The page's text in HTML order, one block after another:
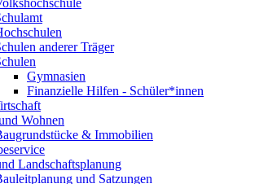
anderer Träger
Gymnasien
Finanzielle Hilfen - Schüler*innen
Wohnen
& Immobilien
Landschaftsplanung
und Satzungen